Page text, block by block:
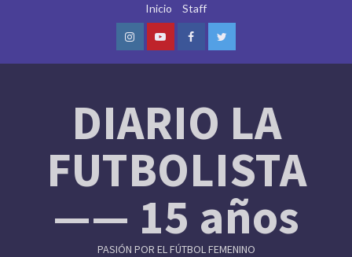
Inicio Staff
InstagramYoutubeFacebookTwitter
DIARIO LA
FUTBOLISTA
—— 15 años
PASIÓN POR EL FÚTBOL FEMENINO